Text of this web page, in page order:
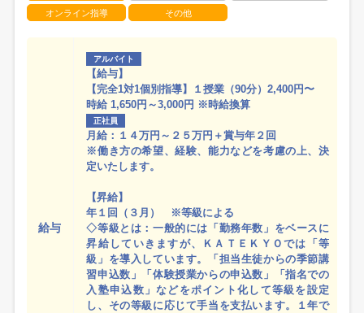
オンライン指導 その他
給与
アルバイト
【給与】
【完全1対1個別指導】１授業（90分）2,400円〜
時給 1,650円～3,000円 ※時給換算
正社員
月給：１４万円～２５万円＋賞与年２回
※働き方の希望、経験、能力などを考慮の上、決
定いたします。
【昇給】
年１回（３月） ※等級による
◇等級とは：一般的には「勤務年数」をベースに
昇給していきますが、ＫＡＴＥＫＹＯでは「等
級」を導入しています。「担当生徒からの季節講
習申込数」「体験授業からの申込数」「指名での
入塾申込数」などをポイント化して等級を設定
し、その等級に応じて手当を支払います。１年で